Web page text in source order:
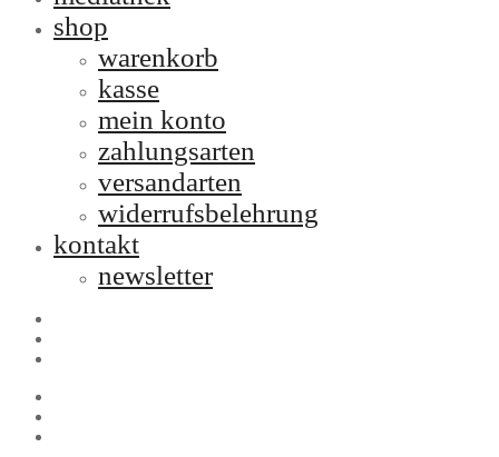
shop
warenkorb
kasse
mein konto
zahlungsarten
versandarten
widerrufsbelehrung
kontakt
newsletter